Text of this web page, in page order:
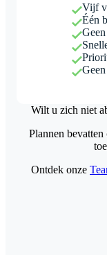
Vijf
Één
Wilt u zich niet
Plannen bevatten
Ontdek onze